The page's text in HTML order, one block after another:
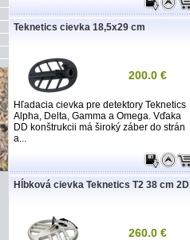
Teknetics cievka 18,5x29 cm
200.0 €
Hľadacia cievka pre detektory Teknetics
Alpha, Delta, Gamma a Omega. Vďaka
DD konštrukcii má široký záber do strán
a...
Hĺbková cievka Teknetics T2 38 cm 2D
260.0 €